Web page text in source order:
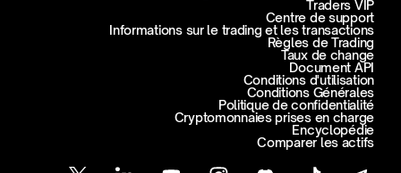
Centre de support
Informations sur le trading et les transactions
Traders VIP
Règles de Trading
Taux de change
Document API
Conditions d'utilisation
Conditions Générales
Politique de confidentialité
Cryptomonnaies prises en charge
Encyclopédie
Comparer les actifs